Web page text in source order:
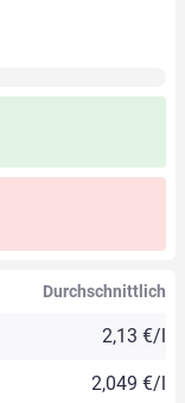
Durchschnittlich
2,13 €/l
2,049 €/l